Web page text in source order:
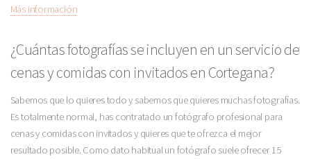
Más Información
¿Cuántas fotografías se incluyen en un servicio de
cenas y comidas con invitados en Cortegana?
Sabemos que lo quieres todo y sabemos que quieres muchas fotografías.
Es totalmente normal, has contratado un fotógrafo profesional para
cenas y comidas con invitados y quieres que te ofrezca el mejor
resultado posible. Como dato habitual un fotógrafo suele ofrecer 15